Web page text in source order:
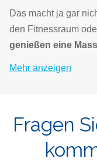
Das macht ja gar
den Fitnessraum
genießen eine
Mehr anzeigen
Fragen